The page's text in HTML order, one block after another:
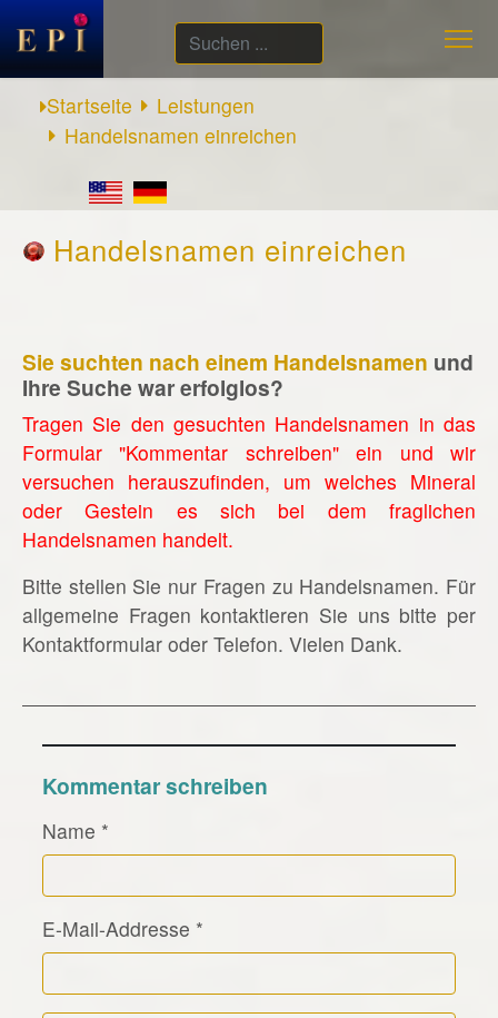
Suchen
...
Startseite
Leistungen
Handelsnamen einreichen
Handelsnamen einreichen
Sie suchten nach einem Handelsnamen und
Ihre Suche war erfolglos?
Tragen Sie den gesuchten Handelsnamen in das
Formular "Kommentar schreiben" ein und wir
versuchen herauszufinden, um welches Mineral
oder Gestein es sich bei dem fraglichen
Handelsnamen handelt.
Bitte stellen Sie nur Fragen zu Handelsnamen. Für
allgemeine Fragen kontaktieren Sie uns bitte per
Kontaktformular oder Telefon. Vielen Dank.
Kommentar schreiben
Name *
E-Mail-Addresse *